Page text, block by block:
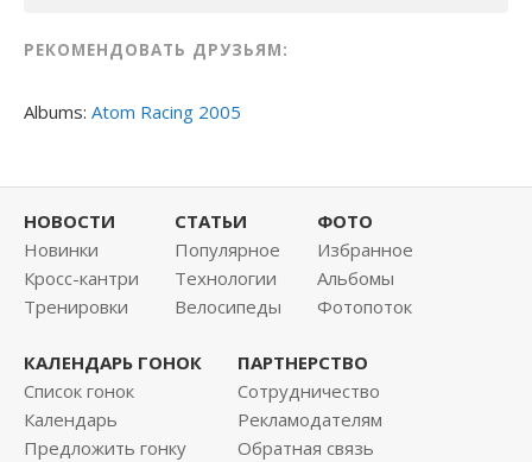
РЕКОМЕНДОВАТЬ ДРУЗЬЯМ:
Albums: Atom Racing 2005
НОВОСТИ
Новинки
Кросс-кантри
Тренировки
СТАТЬИ
Популярное
Технологии
Велосипеды
ФОТО
Избранное
Альбомы
Фотопоток
КАЛЕНДАРЬ ГОНОК
Список гонок
Календарь
Предложить гонку
ПАРТНЕРСТВО
Сотрудничество
Рекламодателям
Обратная связь